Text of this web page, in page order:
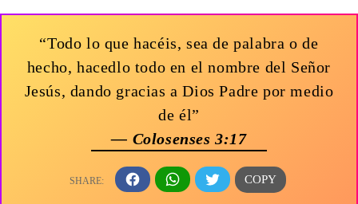
“Todo lo que hacéis, sea de palabra o de
hecho, hacedlo todo en el nombre del Señor
Jesús, dando gracias a Dios Padre por medio
de él”
— Colosenses 3:17